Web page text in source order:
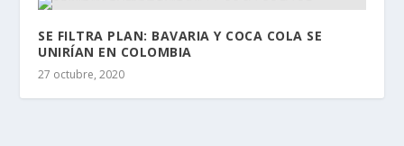
SE FILTRA PLAN: BAVARIA Y COCA COLA SE
UNIRÍAN EN COLOMBIA
27 octubre, 2020